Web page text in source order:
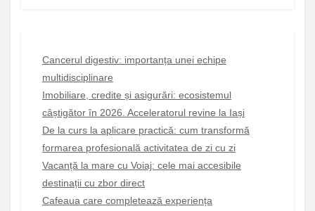
Cancerul digestiv: importanța unei echipe
multidisciplinare
Imobiliare, credite și asigurări: ecosistemul
câștigător în 2026. Acceleratorul revine la Iași
De la curs la aplicare practică: cum transformă
formarea profesională activitatea de zi cu zi
Vacanță la mare cu Voiaj: cele mai accesibile
destinații cu zbor direct
Cafeaua care completează experiența